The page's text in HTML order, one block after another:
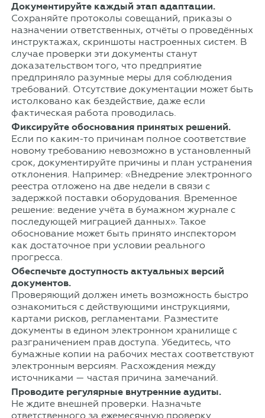
Документируйте каждый этап адаптации.
Сохраняйте протоколы совещаний, приказы о
назначении ответственных, отчёты о проведённых
инструктажах, скриншоты настроенных систем. В
случае проверки эти документы станут
доказательством того, что предприятие
предприняло разумные меры для соблюдения
требований. Отсутствие документации может быть
истолковано как бездействие, даже если
фактическая работа проводилась.
Фиксируйте обоснования принятых решений.
Если по каким-то причинам полное соответствие
новому требованию невозможно в установленный
срок, документируйте причины и план устранения
отклонения. Например: «Внедрение электронного
реестра отложено на две недели в связи с
задержкой поставки оборудования. Временное
решение: ведение учёта в бумажном журнале с
последующей миграцией данных». Такое
обоснование может быть принято инспектором
как достаточное при условии реального
прогресса.
Обеспечьте доступность актуальных версий
документов.
Проверяющий должен иметь возможность быстро
ознакомиться с действующими инструкциями,
картами рисков, регламентами. Разместите
документы в едином электронном хранилище с
разграничением прав доступа. Убедитесь, что
бумажные копии на рабочих местах соответствуют
электронным версиям. Расхождения между
источниками — частая причина замечаний.
Проводите регулярные внутренние аудиты.
Не ждите внешней проверки. Назначьте
ответственного за ежемесячную проверку